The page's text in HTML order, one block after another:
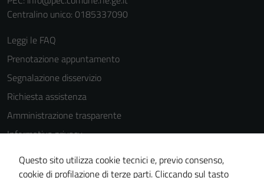
Centralino unico: 0185337090
Leggi le FAQ
Prenotazione appuntamento
Segnalazione disservizio
Richiesta assistenza
Amministrazione trasparente
Informativa privacy
Cookie Policy
Note legali
Questo sito utilizza cookie tecnici e, previo consenso,
cookie di profilazione di terze parti. Cliccando sul tasto